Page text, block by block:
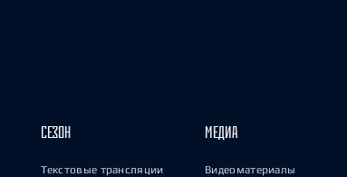
СЕЗОН
Текстовые трансляции
МЕДИА
Видеоматериалы